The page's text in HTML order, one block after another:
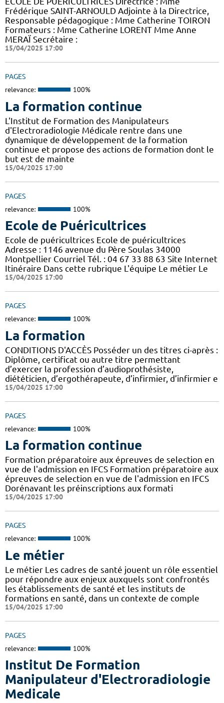
Frédérique SAINT-ARNOULD Adjointe à la Directrice,
Responsable pédagogique : Mme Catherine TOIRON
Formateurs : Mme Catherine LORENT Mme Anne
MERAÏ Secrétaire :
15/04/2025 17:00
PAGES
relevance: 100%
La formation continue
L'Institut de Formation des Manipulateurs
d'Electroradiologie Médicale rentre dans une
dynamique de développement de la formation
continue et propose des actions de formation dont le
but est de mainte
15/04/2025 17:00
PAGES
relevance: 100%
Ecole de Puéricultrices
Ecole de puéricultrices Ecole de puéricultrices
Adresse : 1146 avenue du Père Soulas 34000
Montpellier Courriel Tél. : 04 67 33 88 63 Site Internet
Itinéraire Dans cette rubrique L'équipe Le métier Le
15/04/2025 17:00
PAGES
relevance: 100%
La formation
CONDITIONS D'ACCÈS Posséder un des titres ci-après :
Diplôme, certificat ou autre titre permettant
d’exercer la profession d’audioprothésiste,
diététicien, d’ergothérapeute, d’infirmier, d’infirmier e
15/04/2025 17:00
PAGES
relevance: 100%
La formation continue
Formation préparatoire aux épreuves de selection en
vue de l'admission en IFCS Formation préparatoire aux
épreuves de selection en vue de l'admission en IFCS
Dorénavant les préinscriptions aux formati
15/04/2025 17:00
PAGES
relevance: 100%
Le métier
Le métier Les cadres de santé jouent un rôle essentiel
pour répondre aux enjeux auxquels sont confrontés
les établissements de santé et les instituts de
formations en santé, dans un contexte de comple
15/04/2025 17:00
PAGES
relevance: 100%
Institut De Formation
Manipulateur d'Electroradiologie
Medicale